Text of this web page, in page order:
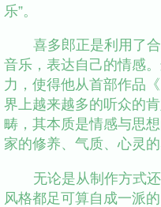
乐”。
喜多郎正是利用了
音乐，表达自己的情感
力，使得他从首部作品
界上越来越多的听众的
畴，其本质是情感与思
家的修养、气质、心灵的
无论是从制作方式
风格都足可算自成一派